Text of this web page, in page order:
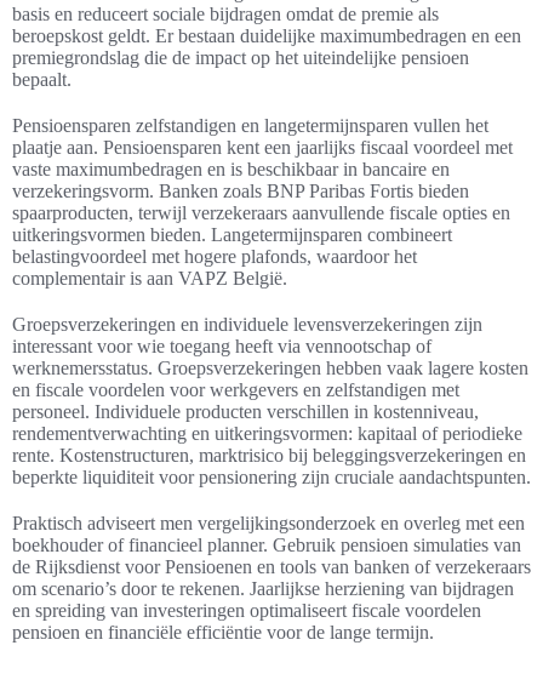
basis en reduceert sociale bijdragen omdat de premie als
beroepskost geldt. Er bestaan duidelijke maximumbedragen en een
premiegrondslag die de impact op het uiteindelijke pensioen
bepaalt.
Pensioensparen zelfstandigen en langetermijnsparen vullen het
plaatje aan. Pensioensparen kent een jaarlijks fiscaal voordeel met
vaste maximumbedragen en is beschikbaar in bancaire en
verzekeringsvorm. Banken zoals BNP Paribas Fortis bieden
spaarproducten, terwijl verzekeraars aanvullende fiscale opties en
uitkeringsvormen bieden. Langetermijnsparen combineert
belastingvoordeel met hogere plafonds, waardoor het
complementair is aan VAPZ België.
Groepsverzekeringen en individuele levensverzekeringen zijn
interessant voor wie toegang heeft via vennootschap of
werknemersstatus. Groepsverzekeringen hebben vaak lagere kosten
en fiscale voordelen voor werkgevers en zelfstandigen met
personeel. Individuele producten verschillen in kostenniveau,
rendementverwachting en uitkeringsvormen: kapitaal of periodieke
rente. Kostenstructuren, marktrisico bij beleggingsverzekeringen en
beperkte liquiditeit voor pensionering zijn cruciale aandachtspunten.
Praktisch adviseert men vergelijkingsonderzoek en overleg met een
boekhouder of financieel planner. Gebruik pensioen simulaties van
de Rijksdienst voor Pensioenen en tools van banken of verzekeraars
om scenario’s door te rekenen. Jaarlijkse herziening van bijdragen
en spreiding van investeringen optimaliseert fiscale voordelen
pensioen en financiële efficiëntie voor de lange termijn.